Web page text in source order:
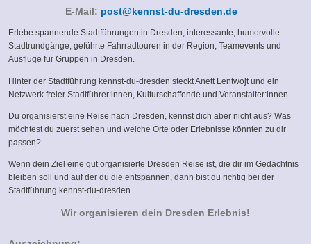
E-Mail: post@kennst-du-dresden.de(link
e-
mail)
Erlebe spannende Stadtführungen in Dresden, interessante, humorvolle
Stadtrundgänge, geführte Fahrradtouren in der Region, Teamevents und
Ausflüge für Gruppen in Dresden.
Hinter der Stadtführung kennst-du-dresden steckt Anett Lentwojt und ein
Netzwerk freier Stadtführer:innen, Kulturschaffende und Veranstalter:innen.
Du organisierst eine Reise nach Dresden, kennst dich aber nicht aus? Was
möchtest du zuerst sehen und welche Orte oder Erlebnisse könnten zu dir
passen?
Wenn dein Ziel eine gut organisierte Dresden Reise ist, die dir im Gedächtnis
bleiben soll und auf der du die entspannen, dann bist du richtig bei der
Stadtführung kennst-du-dresden.
Wir organisieren dein Dresden Erlebnis!